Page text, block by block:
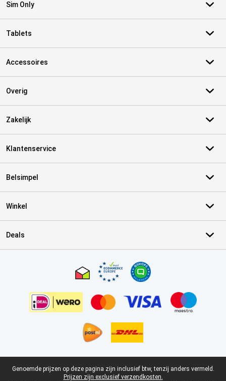
Sim Only
Tablets
Accessoires
Overig
Zakelijk
Klantenservice
Belsimpel
Winkel
Deals
Juridische voettekst
Genoemde prijzen op deze pagina zijn inclusief btw, tenzij anders vermeld.
Prijzen zijn exclusief verzendkosten.